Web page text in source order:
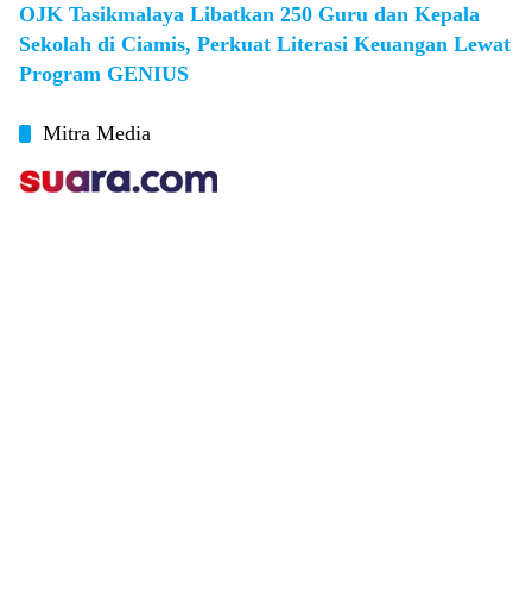
OJK Tasikmalaya Libatkan 250 Guru dan Kepala
Sekolah di Ciamis, Perkuat Literasi Keuangan Lewat
Program GENIUS
Mitra Media